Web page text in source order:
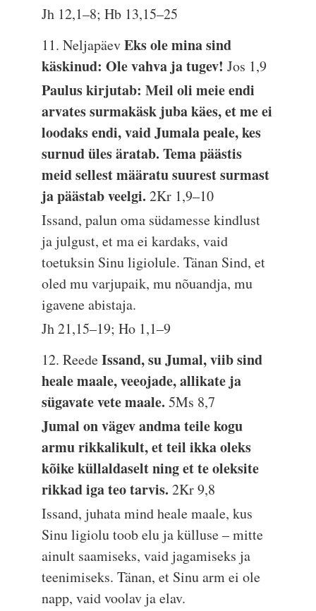
Jh 12,1–8; Hb 13,15–25
11. NeljapäevEks ole mina sind
käskinud: Ole vahva ja tugev!Jos 1,9
Paulus kirjutab: Meil oli meie endi
arvates surmakäsk juba käes, et me ei
loodaks endi, vaid Jumala peale, kes
surnud üles äratab. Tema päästis
meid sellest määratu suurest surmast
ja päästab veelgi.2Kr 1,9–10
Issand, palun oma südamesse kindlust
ja julgust, et ma ei kardaks, vaid
toetuksin Sinu ligiolule. Tänan Sind, et
oled mu varjupaik, mu nõuandja, mu
igavene abistaja.
Jh 21,15–19; Ho 1,1–9
12. ReedeIssand, su Jumal, viib sind
heale maale, veeojade, allikate ja
sügavate vete maale.5Ms 8,7
Jumal on vägev andma teile kogu
armu rikkalikult, et teil ikka oleks
kõike küllaldaselt ning et te oleksite
rikkad iga teo tarvis.2Kr 9,8
Issand, juhata mind heale maale, kus
Sinu ligiolu toob elu ja külluse – mitte
ainult saamiseks, vaid jagamiseks ja
teenimiseks. Tänan, et Sinu arm ei ole
napp, vaid voolav ja elav.